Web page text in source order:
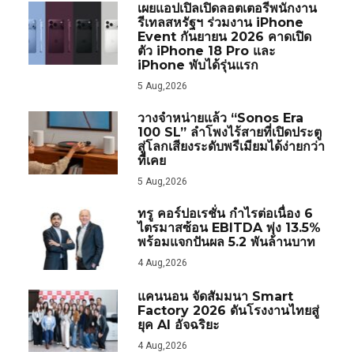
เผยแอปเปิลเปิดลอตเตอรีพนักงาน
รีเทลสหรัฐฯ ร่วมงาน iPhone
Event กันยายน 2026 คาดเปิด
ตัว iPhone 18 Pro และ
iPhone พับได้รุ่นแรก
5 Aug,2026
วางจำหน่ายแล้ว “Sonos Era
100 SL” ลำโพงไร้สายที่เปิดประตู
สู่โลกเสียงระดับพรีเมียมได้ง่ายกว่า
ที่เคย
5 Aug,2026
ทรู คอร์ปอเรชั่น กำไรต่อเนื่อง 6
ไตรมาสซ้อน EBITDA พุ่ง 13.5%
พร้อมแจกปันผล 5.2 พันล้านบาท
4 Aug,2026
แคนนอน จัดสัมมนา Smart
Factory 2026 ดันโรงงานไทยสู่
ยุค AI อัจฉริยะ
4 Aug,2026